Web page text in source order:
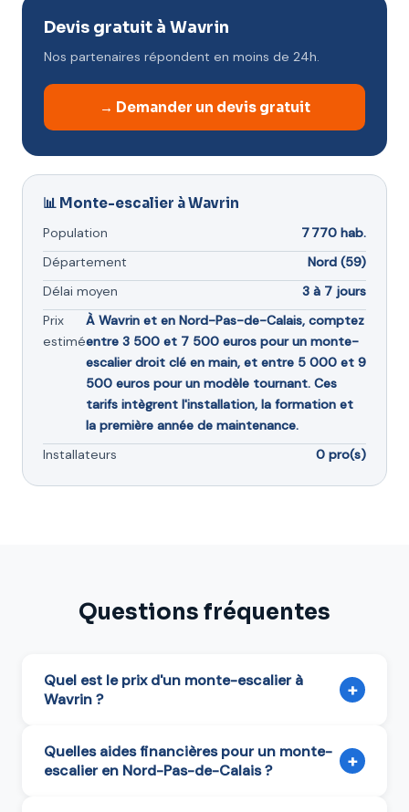
Devis gratuit à Wavrin
Nos partenaires répondent en moins de 24h.
→ Demander un devis gratuit
📊 Monte-escalier à Wavrin
Population
7 770 hab.
Département
Nord (59)
Délai moyen
3 à 7 jours
Prix
estimé
À Wavrin et en Nord-Pas-de-Calais, comptez
entre 3 500 et 7 500 euros pour un monte-
escalier droit clé en main, et entre 5 000 et 9
500 euros pour un modèle tournant. Ces
tarifs intègrent l'installation, la formation et
la première année de maintenance.
Installateurs
0 pro(s)
Questions fréquentes
Quel est le prix d'un monte-escalier à
Wavrin ?
+
Quelles aides financières pour un monte-
escalier en Nord-Pas-de-Calais ?
+